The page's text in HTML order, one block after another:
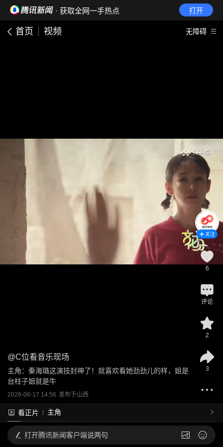
· 获取全网一手热点 打开
首页 视频 无障碍
@C位看音乐现场
主角：秦海璐这演技封神了！就喜欢看她劲劲儿的样，姐是
台柱子姐就是牛
2026-06-17 14:56 发布于山西
看正片 主角
关注
6
评论
2
3
打开腾讯新闻客户端说两句